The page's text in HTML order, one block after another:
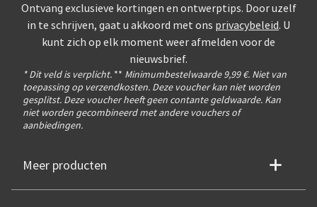
Ontvang exclusieve kortingen en ontwerptips. Door uzelf
in te schrijven, gaat u akkoord met ons privacybeleid. U
kunt zich op elk moment weer afmelden voor de
nieuwsbrief.
* Dit veld is verplicht. ** Minimumbestelwaarde 9,99 €. Niet van
toepassing op verzendkosten. Deze voucher kan niet worden
gesplitst. Deze voucher heeft geen contante geldwaarde. Kan
niet worden gecombineerd met andere vouchers of
aanbiedingen.
Meer producten